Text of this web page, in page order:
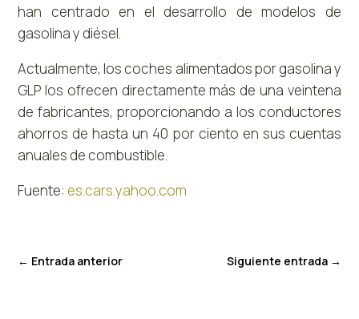
han centrado en el desarrollo de modelos de
gasolina y diésel.
Actualmente, los coches alimentados por gasolina y
GLP los ofrecen directamente más de una veintena
de fabricantes, proporcionando a los conductores
ahorros de hasta un 40 por ciento en sus cuentas
anuales de combustible.
Fuente: es.cars.yahoo.com
← Entrada anterior Siguiente entrada→